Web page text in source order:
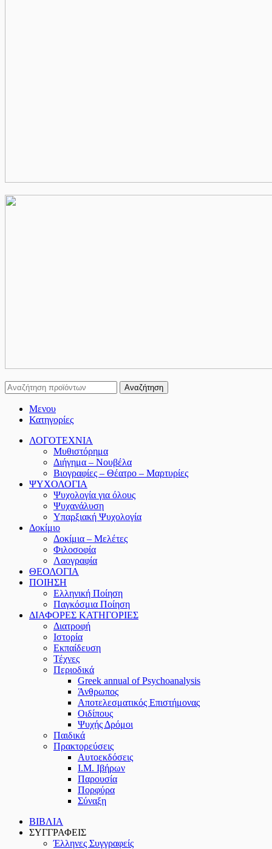
Αναζήτηση
Μενου
Κατηγορίες
ΛΟΓΟΤΕΧΝΙΑ
Μυθιστόρημα
Διήγημα – Νουβέλα
Βιογραφίες – Θέατρο – Μαρτυρίες
ΨΥΧΟΛΟΓΙΑ
Ψυχολογία για όλους
Ψυχανάλυση
Υπαρξιακή Ψυχολογία
Δοκίμιο
Δοκίμια – Μελέτες
Φιλοσοφία
Λαογραφία
ΘΕΟΛΟΓΙΑ
ΠΟΙΗΣΗ
Ελληνική Ποίηση
Παγκόσμια Ποίηση
ΔΙΑΦΟΡΕΣ ΚΑΤΗΓΟΡΙΕΣ
Διατροφή
Ιστορία
Εκπαίδευση
Τέχνες
Περιοδικά
Greek annual of Psychoanalysis
Άνθρωπος
Αποτελεσματικός Επιστήμονας
Οιδίπους
Ψυχής Δρόμοι
Παιδικά
Πρακτoρεύσεις
Αυτοεκδόσεις
Ι.Μ. Ιβήρων
Παρουσία
Πορφύρα
Σύναξη
ΒΙΒΛΙΑ
ΣΥΓΓΡΑΦΕΙΣ
Έλληνες Συγγραφείς